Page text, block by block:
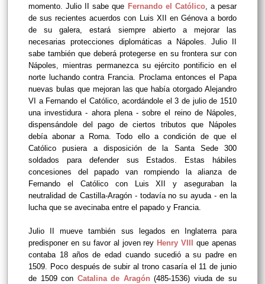
momento. Julio II sabe que Fernando el Católico, a pesar
de sus recientes acuerdos con Luis XII en Génova a bordo
de su galera, estará siempre abierto a mejorar las
necesarias protecciones diplomáticas a Nápoles. Julio II
sabe también que deberá protegerse en su frontera sur con
Nápoles, mientras permanezca su ejército pontificio en el
norte luchando contra Francia. Proclama entonces el Papa
nuevas bulas que mejoran las que había otorgado Alejandro
VI a Fernando el Católico, acordándole el 3 de julio de 1510
una investidura - ahora plena - sobre el reino de Nápoles,
dispensándole del pago de ciertos tributos que Nápoles
debía abonar a Roma. Todo ello a condición de que el
Católico pusiera a disposición de la Santa Sede 300
soldados para defender sus Estados. Estas hábiles
concesiones del papado van rompiendo la alianza de
Fernando el Católico con Luis XII y aseguraban la
neutralidad de Castilla-Aragón - todavía no su ayuda - en la
lucha que se avecinaba entre el papado y Francia.
Julio II mueve también sus legados en Inglaterra para
predisponer en su favor al joven rey Henry VIII
que apenas
contaba 18 años de edad cuando sucedió a su padre en
1509. Poco después de subir al trono casaría el 11 de junio
de 1509 con Catalina de Aragón(485-1536) viuda de su